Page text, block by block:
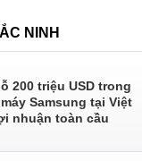
NINH
200 triệu USD trong
Samsung tại Việt
nhuận toàn cầu